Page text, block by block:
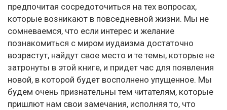
предпочитая сосредоточиться на тех вопросах,
которые возникают в повседневной жизни. Мы не
сомневаемся, что если интерес и желание
познакомиться с миром иудаизма достаточно
возрастут, найдут свое место и те темы, которые не
затронуты в этой книге, и придет час для появления
новой, в которой будет восполнено упущенное. Мы
будем очень признательны тем читателям, которые
пришлют нам свои замечания, исполняя то, что